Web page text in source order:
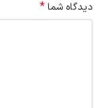
دیدگاه شما*